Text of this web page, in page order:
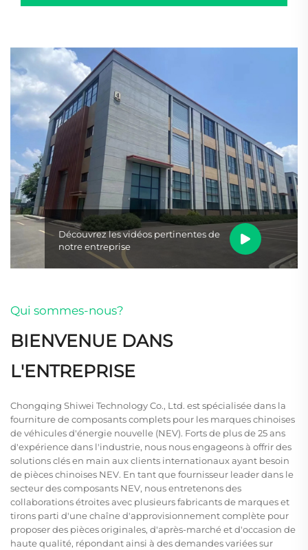
véhicules électriques, ...
Découvrez les vidéos pertinentes de
notre entreprise
Qui sommes-nous?
BIENVENUE DANS
L'ENTREPRISE
Chongqing Shiwei Technology Co., Ltd. est spécialisée dans la
fourniture de composants complets pour les marques chinoises
de véhicules d'énergie nouvelle (NEV). Forts de plus de 25 ans
d'expérience dans l'industrie, nous nous engageons à offrir des
solutions clés en main aux clients internationaux ayant besoin
de pièces chinoises NEV. En tant que fournisseur leader dans le
secteur des composants NEV, nous entretenons des
collaborations étroites avec plusieurs fabricants de marques et
tirons parti d'une chaîne d'approvisionnement complète pour
proposer des pièces originales, d'après-marché et d'occasion de
haute qualité, répondant ainsi à des demandes variées sur